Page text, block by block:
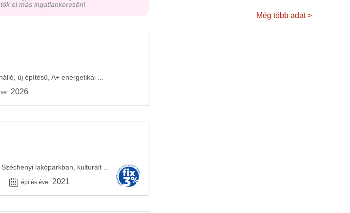
el más ingatlankeresőn!
új építésű, A+ energetikai ...
2026
építés éve: 2021
Még több adat >